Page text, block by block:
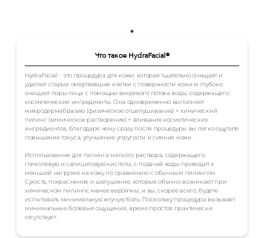
Что такое HydraFacial®
HydraFacial - это процедура для кожи, которая тщательно очищает и
удаляет старые омертвевшие клетки с поверхности кожи и глубоко
очищает поры лица с помощью вихревого потока воды, содержащего
косметические ингредиенты. Она одновременно выполняет
микродермабразию (физическое отшелушивание) × химический
пилинг (химическое растворение) × вливание косметических
ингредиентов, благодаря чему сразу после процедуры вы легко ощутите
повышение тонуса, улучшение упругости и сияние кожи.
Использование для пилинга мягкого раствора, содержащего
гликолевую и салициловую кислоты, с подачей воды приводит к
меньшей нагрузке на кожу по сравнению с обычным пилингом.
Сухость, покраснение и шелушение, которые обычно возникают при
химическом пилинге, менее вероятны, и вы, скорее всего, будете
испытывать минимальную жгучую боль. Поскольку процедура вызывает
минимальные болевые ощущения, время простоя практически
отсутствует.